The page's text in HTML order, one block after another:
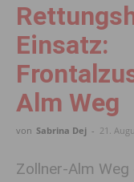
Einsatz:
Alm Weg
von Sabrina Dej - 21.
Zollner-Alm Weg